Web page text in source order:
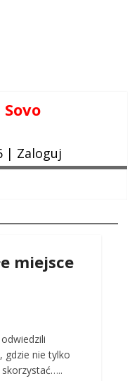
| Zaloguj
miejsce
gdzie nie tylko